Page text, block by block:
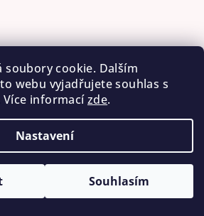
soubory cookie. Dalším
webu vyjadřujete souhlas s
Více informacízde.
Nastavení
Souhlasím
Instagramu
- RUČNÍ VÝROBKY. Všechna práva
vyhrazena.
Shoptet&Betechnik